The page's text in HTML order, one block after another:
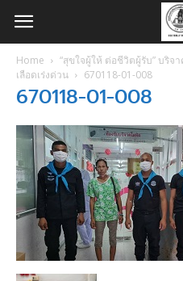
Home
“สุขใจผู้ให้ ต่อชีวิตผู้รับ” บริจ
เลือดเร่งด่วน
670118-01-008
670118-01-008